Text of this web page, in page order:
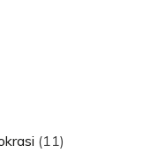
(11)